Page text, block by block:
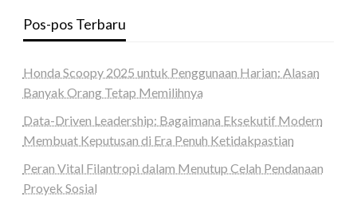
Pos-pos Terbaru
Honda Scoopy 2025 untuk Penggunaan Harian: Alasan
Banyak Orang Tetap Memilihnya
Data-Driven Leadership: Bagaimana Eksekutif Modern
Membuat Keputusan di Era Penuh Ketidakpastian
Peran Vital Filantropi dalam Menutup Celah Pendanaan
Proyek Sosial